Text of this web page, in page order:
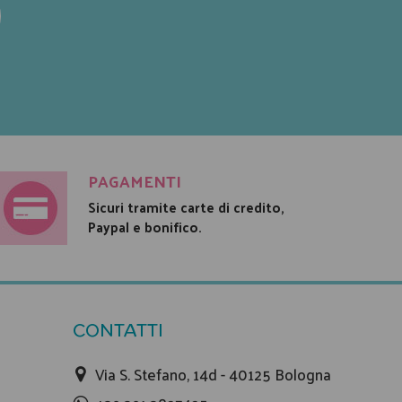
PAGAMENTI
Sicuri tramite carte di credito,
Paypal e bonifico.
CONTATTI
Via S. Stefano, 14d - 40125 Bologna